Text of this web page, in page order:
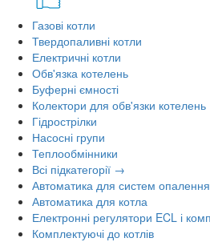
Газові котли
Твердопаливні котли
Електричні котли
Обв'язка котелень
Буферні ємності
Колектори для обв'язки котелень
Гідрострілки
Насосні групи
Теплообмінники
Всі підкатегорії →
Автоматика для систем опалення
Автоматика для котла
Електронні регулятори ECL і
Комплектуючі до котлів